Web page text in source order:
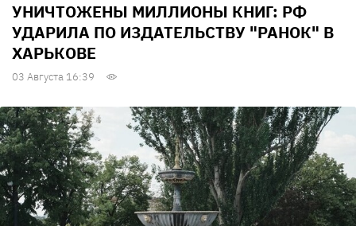
УНИЧТОЖЕНЫ МИЛЛИОНЫ КНИГ: РФ
УДАРИЛА ПО ИЗДАТЕЛЬСТВУ "РАНОК" В
ХАРЬКОВЕ
03 Августа 16:39